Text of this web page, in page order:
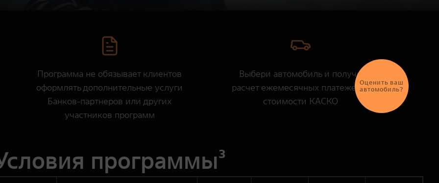
Программа не обязывает клиентов
оформлять дополнительные услуги
Банков-партнеров или других
участников программ
Выбери автомобиль и получи
расчет ежемесячных платежей и
стоимости КАСКО
программы³
Оценить ваш
автомобиль?